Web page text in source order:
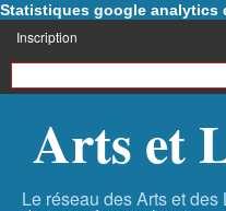
Statistiques google analytics
Inscription
Arts et